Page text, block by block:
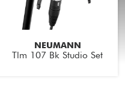
NEUMANN
Tlm 107 Bk Studio Set